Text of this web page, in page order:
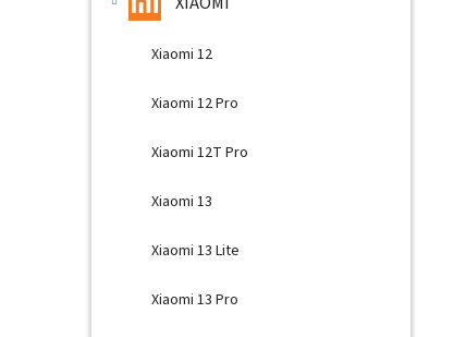
Xiaomi 12
Xiaomi 12 Pro
Xiaomi 12T Pro
Xiaomi 13
Xiaomi 13 Lite
Xiaomi 13 Pro